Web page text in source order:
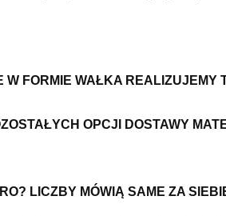
W FORMIE WAŁKA REALIZUJEMY
OPCJI DOSTAWY
LICZBY MÓWIĄ SAME ZA